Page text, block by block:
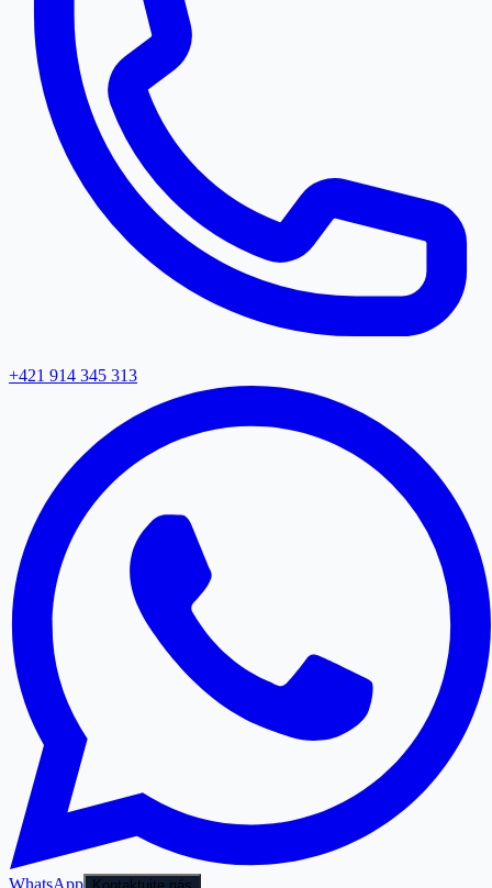
+421 914 345 313
WhatsApp